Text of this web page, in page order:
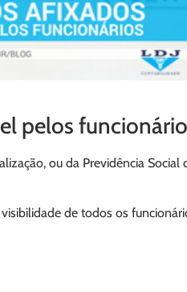
pelos
ou da Previdência
de todos os